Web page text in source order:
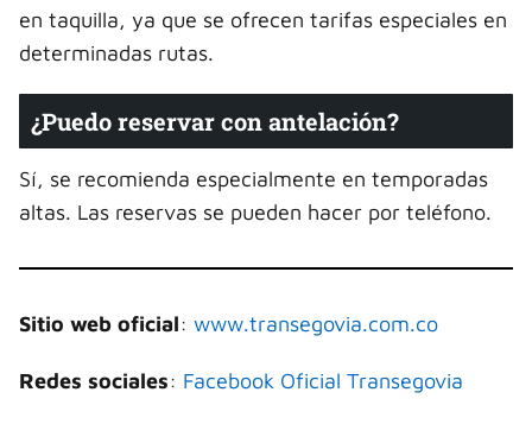
en taquilla, ya que se ofrecen tarifas especiales en
determinadas rutas.
¿Puedo reservar con antelación?
Sí, se recomienda especialmente en temporadas
altas. Las reservas se pueden hacer por teléfono.
Sitio web oficial: www.transegovia.com.co
Redes sociales: Facebook Oficial Transegovia